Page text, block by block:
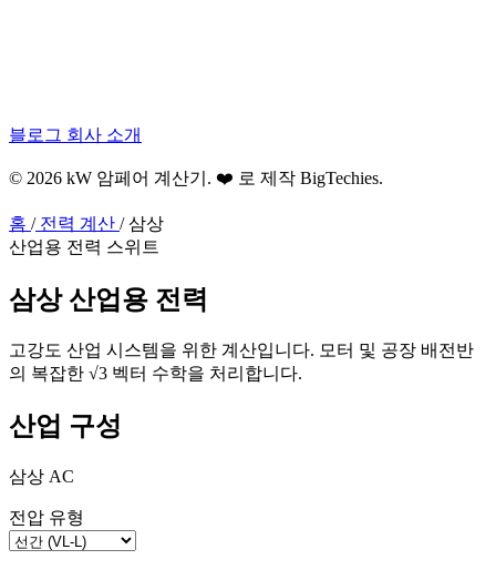
블로그 회사 소개
© 2026 kW 암페어 계산기. ❤️ 로 제작 BigTechies.
홈 /전력 계산 /삼상
산업용 전력 스위트
삼상산업용 전력
고강도 산업 시스템을 위한 계산입니다. 모터 및 공장 배전반
의 복잡한 √3 벡터 수학을 처리합니다.
산업 구성
삼상 AC
전압 유형